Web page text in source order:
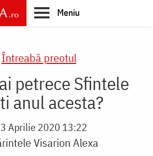
Meniu
Întreabă preotul
petrece Sfintele
anul acesta?
3 Aprilie 2020 13:22
Visarion Alexa